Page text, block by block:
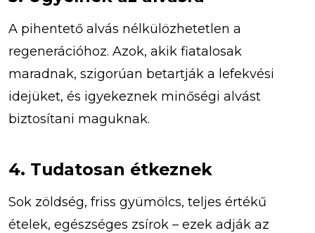
A pihentető alvás nélkülözhetetlen a
regenerációhoz. Azok, akik fiatalosak
maradnak, szigorúan betartják a lefekvési
idejüket, és igyekeznek minőségi alvást
biztosítani maguknak.
4. Tudatosan étkeznek
Sok zöldség, friss gyümölcs, teljes értékű
ételek, egészséges zsírok – ezek adják az